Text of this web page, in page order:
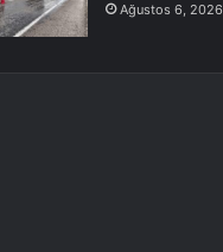
Ağustos 6, 2026